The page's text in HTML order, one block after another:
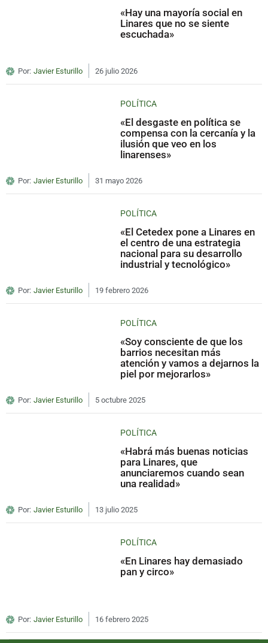
«Hay una mayoría social en
Linares que no se siente
escuchada»
Por: Javier Esturillo 26 julio 2026
POLÍTICA
«El desgaste en política se
compensa con la cercanía y la
ilusión que veo en los
linarenses»
Por: Javier Esturillo 31 mayo 2026
POLÍTICA
«El Cetedex pone a Linares en
el centro de una estrategia
nacional para su desarrollo
industrial y tecnológico»
Por: Javier Esturillo 19 febrero 2026
POLÍTICA
«Soy consciente de que los
barrios necesitan más
atención y vamos a dejarnos la
piel por mejorarlos»
Por: Javier Esturillo 5 octubre 2025
POLÍTICA
«Habrá más buenas noticias
para Linares, que
anunciaremos cuando sean
una realidad»
Por: Javier Esturillo 13 julio 2025
POLÍTICA
«En Linares hay demasiado
pan y circo»
Por: Javier Esturillo 16 febrero 2025